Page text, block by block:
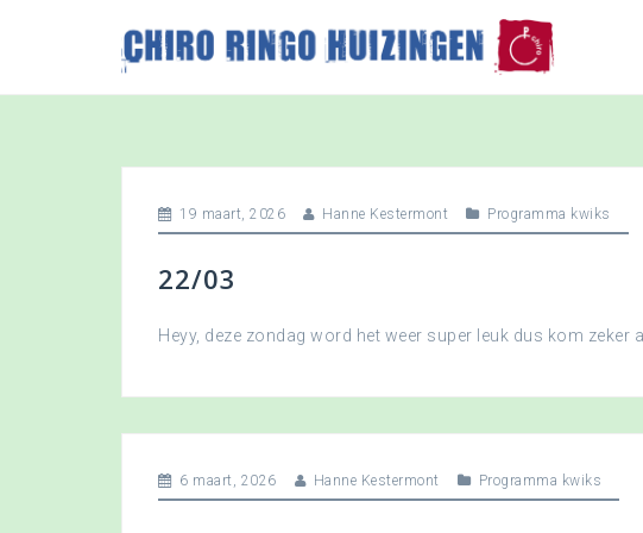
p
19 maart, 2026 Hanne Kestermont Programma kwiks
22/03
Heyy, deze zondag word het weer super leuk dus kom zeker
6 maart, 2026 Hanne Kestermont Programma kwiks